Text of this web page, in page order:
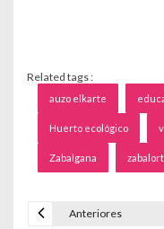
Related tags :
auzo elkarte
Huerto ecológico
Zabalgana
Anteriores